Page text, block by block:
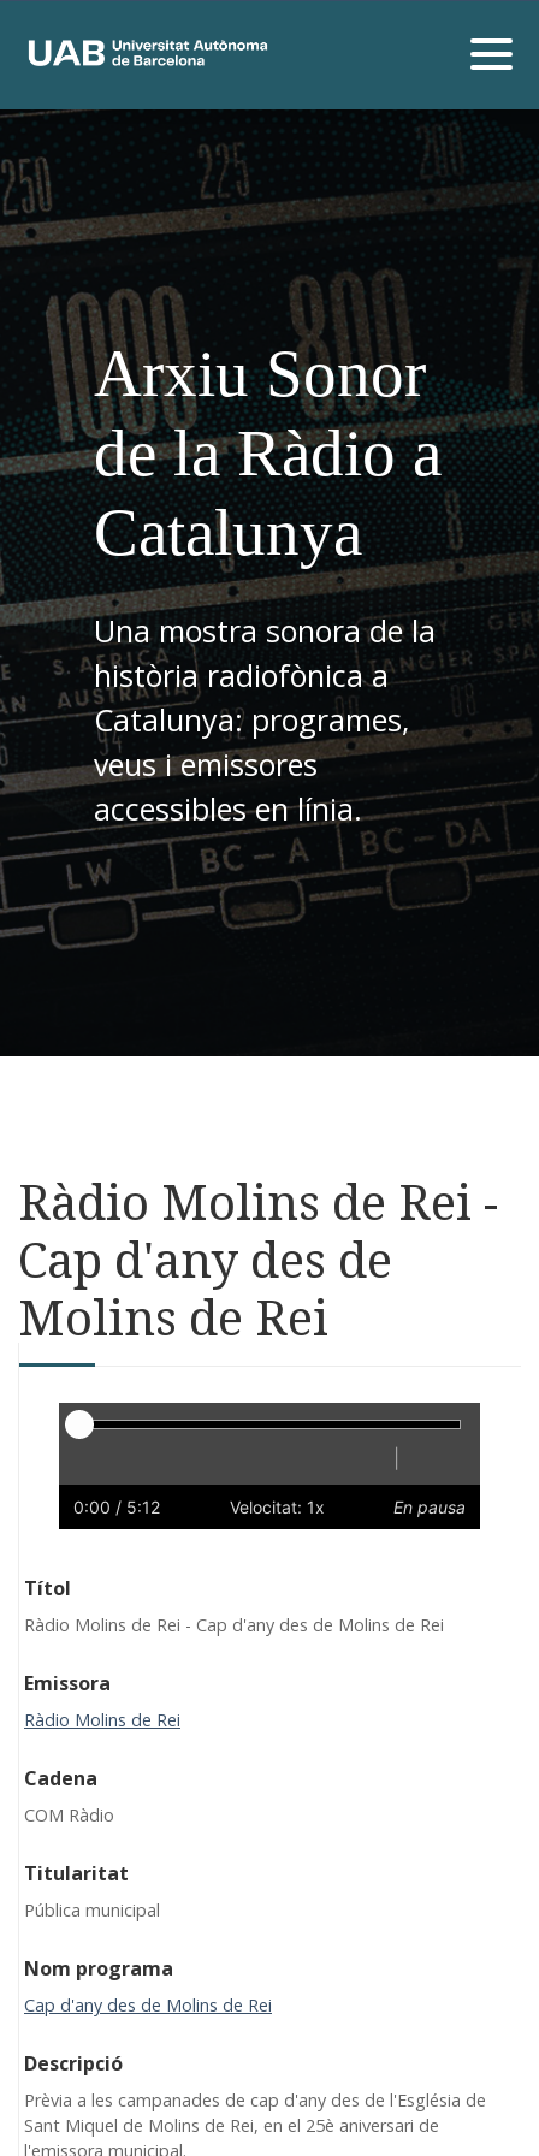
Arxiu Sonor
de la Ràdio a
Catalunya
Una mostra sonora de la
història radiofònica a
Catalunya: programes,
veus i emissores
accessibles en línia.
Ràdio Molins de Rei -
Cap d'any des de
Molins de Rei
Reproductor
Lent
0:00 / 5:12 Velocitat: 1x En pausa
Títol
Ràdio Molins de Rei - Cap d'any des de Molins de Rei
Emissora
Ràdio Molins de Rei
Cadena
COM Ràdio
Titularitat
Pública municipal
Nom programa
Cap d'any des de Molins de Rei
Descripció
Prèvia a les campanades de cap d'any des de l'Església de
Sant Miquel de Molins de Rei, en el 25è aniversari de
l'emissora municipal.